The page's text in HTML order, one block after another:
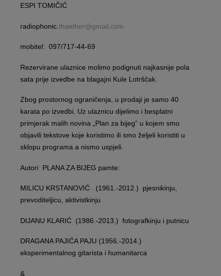
ESPI TOMIČIĆ
radiophonic. thaether@gmail.com
mobitel: 097/717-44-69
Rezervirane ulaznice molimo podignuti najkasnije pola
sata prije izvedbe na blagajni Kule Lotrščak.
Zbog prostornog ograničenja, u prodaji je samo 40
karata po izvedbi. Uz ulaznicu dijelimo i besplatni
primjerak malih novina „Plan za bijeg“ u kojem smo
objavili tekstove koje koristimo ili smo željeli koristiti u
sklopu programa a nismo uspjeli.
Autori PLANA ZA BIJEG pamte:
MILICU KRSTANOVIĆ (1961.-2012.) pjesnikinju,
prevoditeljicu, aktivistkinju
DIJANU KLARIĆ (1986.-2013.) fotografkinju i putnicu
DRAGANA PAJIĆA PAJU (1956.-2014.)
eksperimentalnog gitarista i humanitarca
&